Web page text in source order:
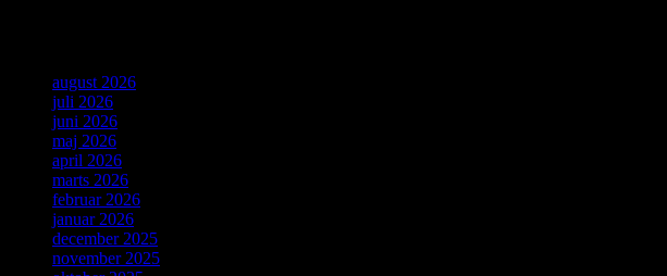
august 2026
juli 2026
juni 2026
maj 2026
april 2026
marts 2026
februar 2026
januar 2026
december 2025
november 2025